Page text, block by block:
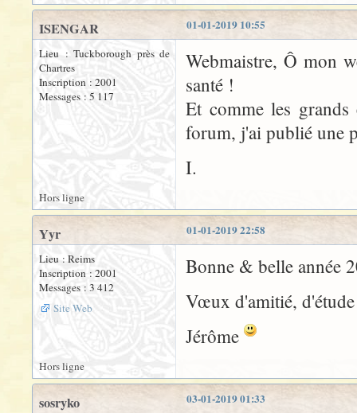
01-01-2019 10:55
ISENGAR
Lieu : Tuckborough près de
Chartres
Inscription : 2001
Messages : 5 117
Webmaistre, Ô mon
santé !
Et comme les
forum, j'ai publié une
I.
Hors ligne
01-01-2019 22:58
Yyr
Lieu : Reims
Inscription : 2001
Messages : 3 412
Site Web
Bonne & belle année
Vœux d'amitié,
Jérôme
Hors ligne
03-01-2019 01:33
sosryko